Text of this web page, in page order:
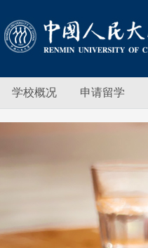
学校概况 申请留学